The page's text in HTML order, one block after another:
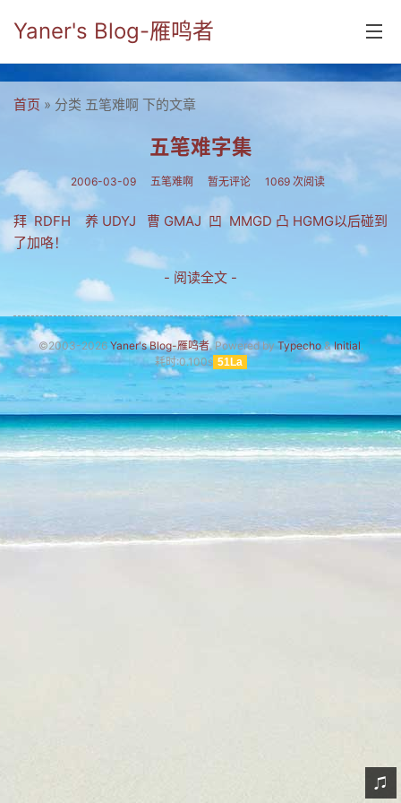
Yaner's Blog-雁鸣者
首页
分类
yaner online
毕业留言册
五笔难啊
流行.时代.天下
网络新事物
收藏.经典
网友情怀
链接
归档
首页 » 分类 五笔难啊 下的文章
五笔难字集
2006-03-09 五笔难啊 暂无评论 1069 次阅读
拜 RDFH 养 UDYJ 曹 GMAJ 凹 MMGD 凸 HGMG以后碰到
了加咯！
- 阅读全文 -
©2003-2026Yaner's Blog-雁鸣者. Powered byTypecho&Initial.
耗时:0.100s 51La